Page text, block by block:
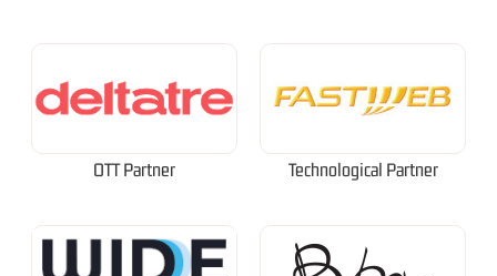
OTT Partner Technological Partner